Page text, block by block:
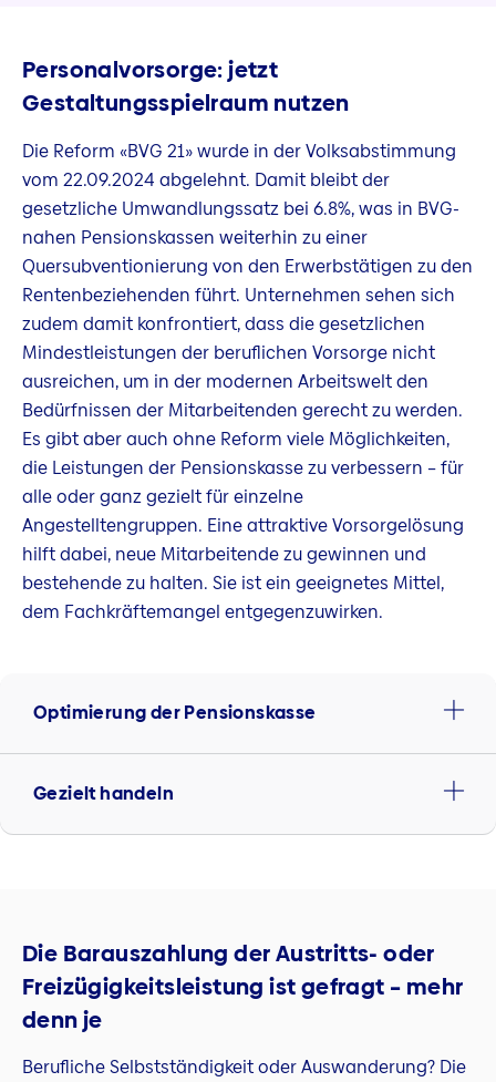
Personalvorsorge: jetzt
Gestaltungsspielraum nutzen
Die Reform «BVG 21» wurde in der Volksabstimmung
vom 22.09.2024 abgelehnt. Damit bleibt der
gesetzliche Umwandlungssatz bei 6.8%, was in BVG-
nahen Pensionskassen weiterhin zu einer
Quersubventionierung von den Erwerbstätigen zu den
Rentenbeziehenden führt. Unternehmen sehen sich
zudem damit konfrontiert, dass die gesetzlichen
Mindestleistungen der beruflichen Vorsorge nicht
ausreichen, um in der modernen Arbeitswelt den
Bedürfnissen der Mitarbeitenden gerecht zu werden.
Es gibt aber auch ohne Reform viele Möglichkeiten,
die Leistungen der Pensionskasse zu verbessern – für
alle oder ganz gezielt für einzelne
Angestelltengruppen. Eine attraktive Vorsorgelösung
hilft dabei, neue Mitarbeitende zu gewinnen und
bestehende zu halten. Sie ist ein geeignetes Mittel,
dem Fachkräftemangel entgegenzuwirken.
Optimierung der Pensionskasse
Gezielt handeln
Die Barauszahlung der Austritts- oder
Freizügigkeitsleistung ist gefragt – mehr
denn je
Berufliche Selbstständigkeit oder Auswanderung? Die